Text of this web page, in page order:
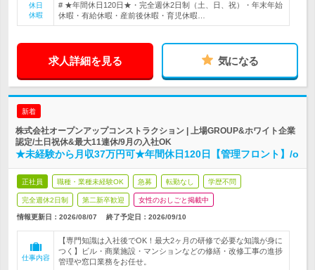
休日
休暇
# ★年間休日120日★・完全週休2日制（土、日、祝）・年末年始
休暇・有給休暇・産前後休暇・育児休暇…
求人詳細を見る 気になる
新着
株式会社オープンアップコンストラクション | 上場GROUP&ホワイト企業
認定/土日祝休&最大11連休/9月の入社OK
★未経験から月収37万円可★年間休日120日【管理フロント】/o
正社員 職種・業種未経験OK 急募 転勤なし 学歴不問
完全週休2日制 第二新卒歓迎 女性のおしごと掲載中
情報更新日：2026/08/07 終了予定日： 2026/09/10
仕事内容
【専門知識は入社後でOK！最大2ヶ月の研修で必要な知識が身に
つく】ビル・商業施設・マンションなどの修繕・改修工事の進捗
管理や窓口業務をお任せ。